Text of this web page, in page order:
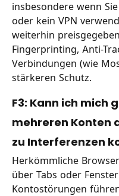
insbesondere wenn
oder kein VPN
weiterhin
Fingerprinting, Anti-
Verbindungen (wie
stärkeren Schutz.
F3: Kann ich mich
mehreren Konten
zu Interferenzen
Herkömmliche
über Tabs oder
Kontostörungen